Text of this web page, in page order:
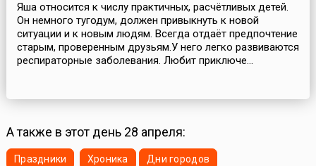
Яша относится к числу практичных, расчётливых детей.
Он немного тугодум, должен привыкнуть к новой
ситуации и к новым людям. Всегда отдаёт предпочтение
старым, проверенным друзьям.У него легко развиваются
респираторные заболевания. Любит приключе...
А также в этот день 28 апреля:
Праздники Хроника Дни городов